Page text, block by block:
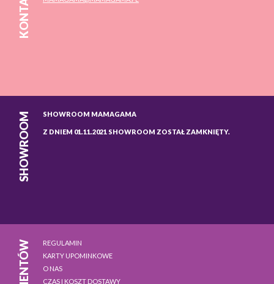
SHOWROOM SHOWROOM MAMAGAMA
Z DNIEM 01.11.2021 SHOWROOM ZOSTAŁ ZAMKNIĘTY.
REGULAMIN
KARTY UPOMINKOWE
O NAS
CZAS I KOSZT DOSTAWY